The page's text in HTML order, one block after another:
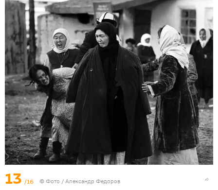
13 /16 © Фото / Александр Федоров